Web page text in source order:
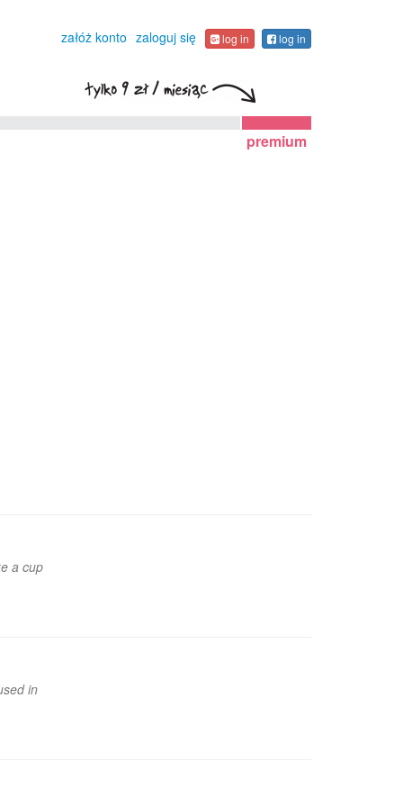
załóż konto zaloguj się log in log in
premium
a cup
in